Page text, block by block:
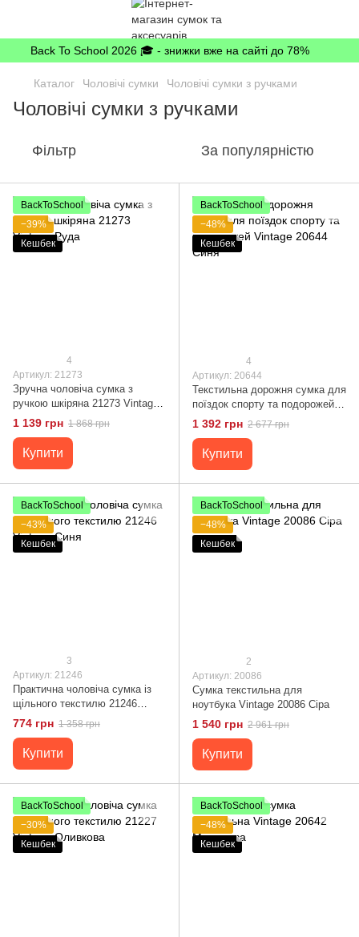
Back To School 2026 🎓 - знижки вже на сайті до 78%
Каталог Чоловічі сумки Чоловічі сумки з ручками
Чоловічі сумки з ручками
Фільтр За популярністю
BackToSchool
−39%
Кешбек
4
Артикул: 21273
Зручна чоловіча сумка з
ручкою шкіряна 21273 Vintage
Руда
1 139 грн 1 868 грн
Купити
BackToSchool
−48%
Кешбек
4
Артикул: 20644
Текстильна дорожня сумка для
поїздок спорту та подорожей
Vintage 20644 Синя
1 392 грн 2 677 грн
Купити
BackToSchool
−43%
Кешбек
3
Артикул: 21246
Практична чоловіча сумка із
щільного текстилю 21246
Vintage Синя
774 грн 1 358 грн
Купити
BackToSchool
−48%
Кешбек
2
Артикул: 20086
Сумка текстильна для
ноутбука Vintage 20086 Сіра
1 540 грн 2 961 грн
Купити
BackToSchool
−30%
Кешбек
BackToSchool
−48%
Кешбек